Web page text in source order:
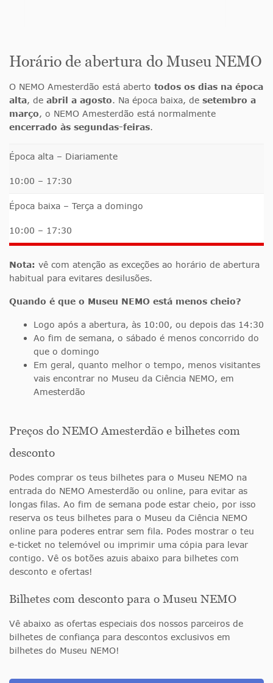
Horário de abertura do Museu NEMO
O NEMO Amesterdão está aberto todos os dias na época
alta, de abril a agosto. Na época baixa, de setembro a
março, o NEMO Amesterdão está normalmente
encerrado às segundas-feiras.
Época alta – Diariamente
10:00 – 17:30
Época baixa – Terça a domingo
10:00 – 17:30
Nota: vê com atenção as exceções ao horário de abertura
habitual para evitares desilusões.
Quando é que o Museu NEMO está menos cheio?
Logo após a abertura, às 10:00, ou depois das 14:30
Ao fim de semana, o sábado é menos concorrido do
que o domingo
Em geral, quanto melhor o tempo, menos visitantes
vais encontrar no Museu da Ciência NEMO, em
Amesterdão
Preços do NEMO Amesterdão e bilhetes com
desconto
Podes comprar os teus bilhetes para o Museu NEMO na
entrada do NEMO Amesterdão ou online, para evitar as
longas filas. Ao fim de semana pode estar cheio, por isso
reserva os teus bilhetes para o Museu da Ciência NEMO
online para poderes entrar sem fila. Podes mostrar o teu
e-ticket no telemóvel ou imprimir uma cópia para levar
contigo. Vê os botões azuis abaixo para bilhetes com
desconto e ofertas!
Bilhetes com desconto para o Museu NEMO
Vê abaixo as ofertas especiais dos nossos parceiros de
bilhetes de confiança para descontos exclusivos em
bilhetes do Museu NEMO!